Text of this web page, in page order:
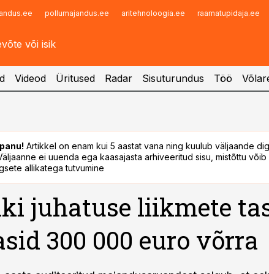
pollumajandus.ee aritehnoloogia.ee raamatupidaja.ee
Infopank
Videod Üritused Radar Sisuturundus Töö
Artikkel on enam kui 5 aastat vana ning kuulub väljaande
ei uuenda ega kaasajasta arhiveeritud sisu, mistõttu võib
allikatega tutvumine
juhatuse liikmete
300 000 euro võrra